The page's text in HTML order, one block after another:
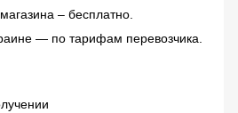
– бесплатно.
— по тарифам перевозчика.